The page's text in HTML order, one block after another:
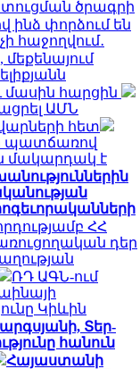
ծրագրի
ինձ փորձում են
հաջողվում․
մասին հարցին
ԱՄՆ
հետ
պատճառով
մակարդակ է
ՀՀ
դեր
ՌԴ ԱԳՆ-ում
Կիևին
Տեր-
հանուն
Հայաստանի